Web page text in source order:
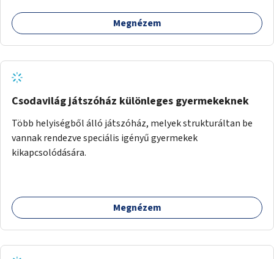
Megnézem
Csodavilág játszóház különleges gyermekeknek
Több helyiségből álló játszóház, melyek strukturáltan be
vannak rendezve speciális igényű gyermekek
kikapcsolódására.
Megnézem